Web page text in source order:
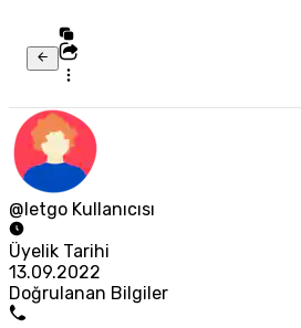
@letgo Kullanıcısı
Üyelik Tarihi
13.09.2022
Doğrulanan Bilgiler